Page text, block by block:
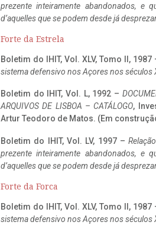
prezente inteiramente abandonados, e
d’aquelles que se podem desde já
Forte da Estrela
Boletim do IHIT, Vol. XLV, Tomo II, 1987
sistema defensivo nos Açores nos séculos
Boletim do IHIT, Vol. L, 1992 –
ARQUIVOS DE LISBOA – CATÁLOGO,
Artur Teodoro de Matos. (Em
Boletim do IHIT, Vol. LV, 1997 –
prezente inteiramente abandonados, e
d’aquelles que se podem desde já
Forte da Forca
Boletim do IHIT, Vol. XLV, Tomo II, 1987
sistema defensivo nos Açores nos séculos